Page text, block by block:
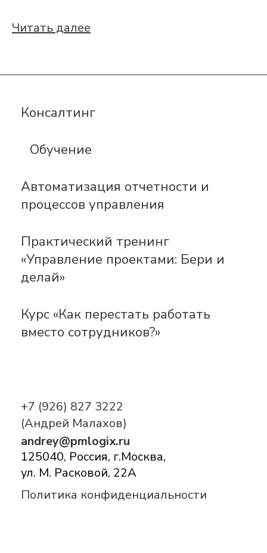
Читать далее
+7 (926) 827 3222
(Андрей Малахов)
andrey@pmlogix.ru
125040, Россия, г.Москва,
ул. М. Расковой, 22А
Политика конфиденциальности
Консалтинг
Обучение
Автоматизация отчетности и
процессов управления
Практический тренинг
«Управление проектами: Бери и
делай»
Курс «Как перестать работать
вместо сотрудников?»